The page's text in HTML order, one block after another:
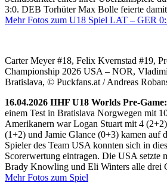
3:0. DEB Torhüter Max Bolle feierte
Mehr Fotos zum U18 Spiel LAT – GER
Carter Meyer #18, Felix Kvernstad #19,
Championship 2026 USA – NOR,
Bratislava, © Puckfans.at / Andreas
16.04.2026 IIHF U18 Worlds Pre-Game:
einem Test in Bratislava Norgwegen mit
Amerikanern war Logan Stuart mit 4
(1+2) und Jamie Glance (0+3) kamen auf
Spieler des Team USA konnten sich in
Scorerwertung eintragen. Die USA setzte
Brady Knowling und Eli Winters alle drei
Mehr Fotos zum Spiel